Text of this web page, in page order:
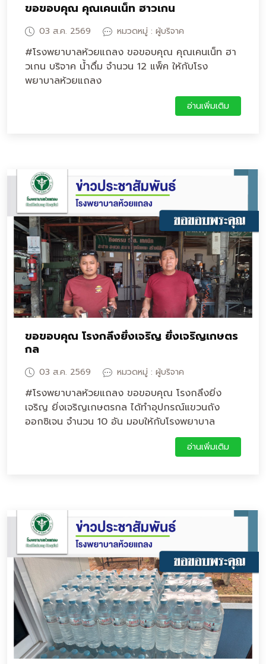
ขอขอบคุณ คุณเคนเน็ท ฮาวเกน
03 ส.ค. 2569 หมวดหมู่ : ผู้บริจาค
#โรงพยาบาลห้วยแถลง ขอขอบคุณ คุณเคนเน็ท ฮา
วเกน บริจาค น้ำดื่ม จำนวน 12 แพ็ค ให้กับโรง
พยาบาลห้วยแถลง
อ่านเพิ่มเติม
ขอขอบคุณ โรงกลึงยิ่งเจริญ ยิ่งเจริญเกษตร
กล
03 ส.ค. 2569 หมวดหมู่ : ผู้บริจาค
#โรงพยาบาลห้วยแถลง ขอขอบคุณ โรงกลึงยิ่ง
เจริญ ยิ่งเจริญเกษตรกล ได้ทำอุปกรณ์แขวนถัง
ออกซิเจน จำนวน 10 อัน มอบให้กับโรงพยาบาล
อ่านเพิ่มเติม